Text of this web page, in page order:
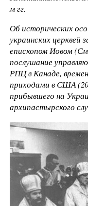
м гг.
Об исторических
украинских церквей
епископом Иовом
послушание
РПЦ в Канаде,
приходами в США
прибывшего на
архипастырского